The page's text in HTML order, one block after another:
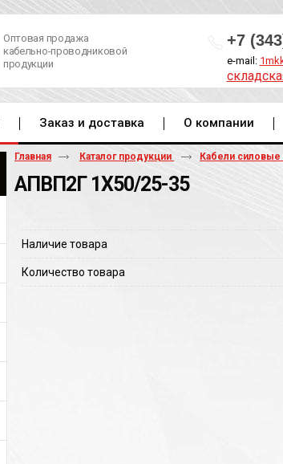
Оптовая продажа
кабельно-проводниковой
продукции
+7
e-mail:
Заказ и доставка О компании
Главная Каталог продукции Кабели силовые
АПВП2Г 1Х50/25-35
Наличие товара
Количество товара